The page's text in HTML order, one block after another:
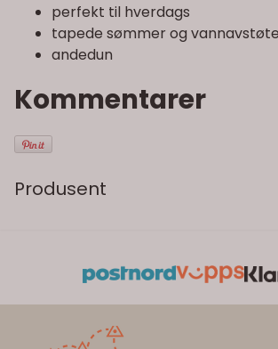
perfekt til hverdags
tapede sømmer og
andedun
Kommentarer
Produsent